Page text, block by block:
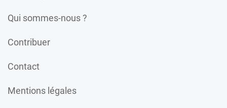
Qui sommes-nous ?
Contribuer
Contact
Mentions légales